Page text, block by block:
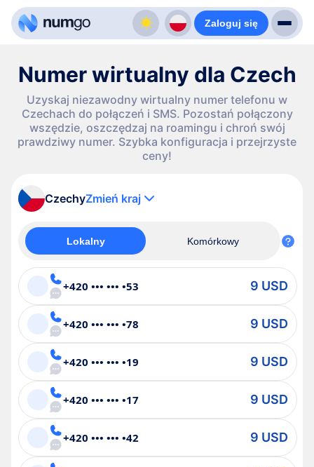
Zaloguj się
Numer wirtualny dla Czech
Uzyskaj niezawodny wirtualny numer telefonu w
Czechach do połączeń i SMS. Pozostań połączony
wszędzie, oszczędzaj na roamingu i chroń swój
prawdziwy numer. Szybka konfiguracja i przejrzyste
ceny!
CzechyZmień kraj
Lokalny Komórkowy
+420 ••• ••• •53 9 USD
+420 ••• ••• •78 9 USD
+420 ••• ••• •19 9 USD
+420 ••• ••• •17 9 USD
+420 ••• ••• •42 9 USD